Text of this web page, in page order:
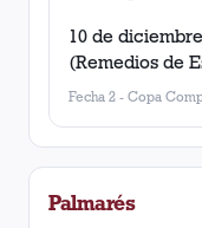
10 de
(Remedios de
Fecha 2 - Copa
Palmarés